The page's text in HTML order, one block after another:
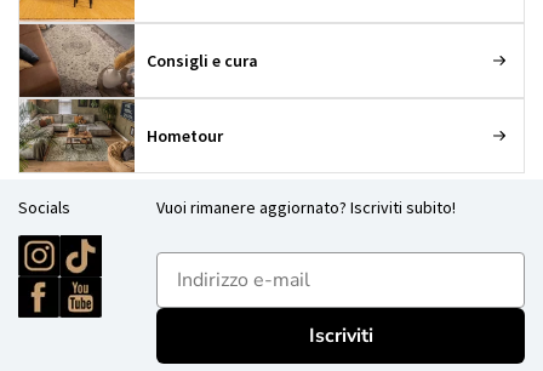
Consigli e cura
Hometour
Socials Vuoi rimanere aggiornato? Iscriviti subito!
E-mailadres
Iscriviti